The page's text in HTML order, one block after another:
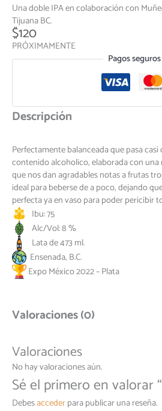
Una doble IPA en colaboración con
Tijuana BC.
$120
PRÓXIMAMENTE
Pagos seguros
Descripción
Perfectamente balanceada que pasa
contenido alcoholico, elaborada con
que nos dan agradables notas a frutas
ideal para beberse de a poco, dejando
perfecta ya en vaso para poder pericibir
Ibu: 75
Alc/Vol: 8 %
Lata de 473 ml.
Ensenada, B.C.
Expo México 2022 – Plata
Valoraciones (0)
Valoraciones
No hay valoraciones aún.
Sé el primero en valorar
Debesaccederpara publicar una reseña.